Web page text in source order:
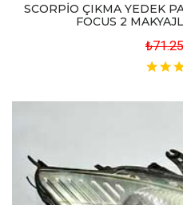
SCORPİO ÇIKMA YEDEK
FOCUS 2
₺71.25